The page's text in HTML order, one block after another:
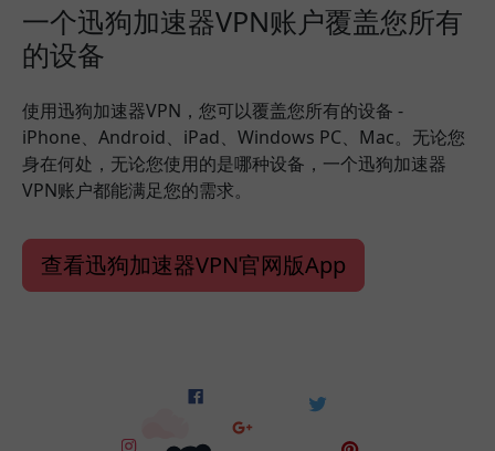
一个迅狗加速器VPN账户覆盖您所有
的设备
使用迅狗加速器VPN，您可以覆盖您所有的设备 -
iPhone、Android、iPad、Windows PC、Mac。无论您
身在何处，无论您使用的是哪种设备，一个迅狗加速器
VPN账户都能满足您的需求。
查看迅狗加速器VPN官网版App